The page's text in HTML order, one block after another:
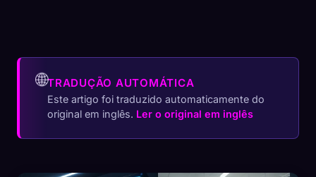
🌐TRADUÇÃO AUTOMÁTICA
Este artigo foi traduzido automaticamente do
original em inglês. Ler o original em inglês